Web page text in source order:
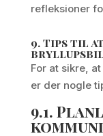
refleksioner
9.Tips til
For at sikre,
er der nogle
9.1.